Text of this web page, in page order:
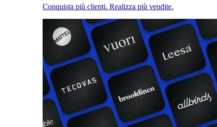
Conquista più clienti. Realizza più vendite.